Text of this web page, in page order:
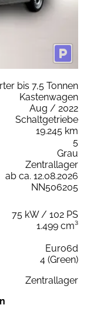
bis 7,5 Tonnen
Kastenwagen
Aug / 2022
Schaltgetriebe
19.245 km
5
Grau
Zentrallager
ab ca. 12.08.2026
NN506205
75 kW / 102 PS
1.499 cm³
Euro6d
4 (Green)
Zentrallager